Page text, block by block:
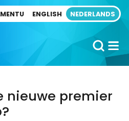
ENGLISH NEDERLANDS
nieuwe premier